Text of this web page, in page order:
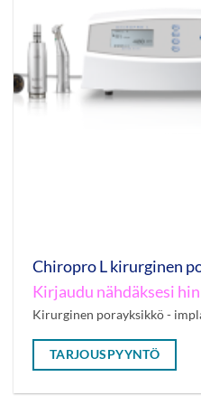
Chiropro L kirurginen
Kirjaudu nähdäksesi
Kirurginen porayksikkö -
TARJOUSPYYNTÖ